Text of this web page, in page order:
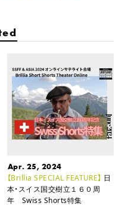
Apr. 25, 2024
【Brillia SPECIAL FEATURE】 日
本・スイス国交樹立１６０周
年 Swiss Shorts特集